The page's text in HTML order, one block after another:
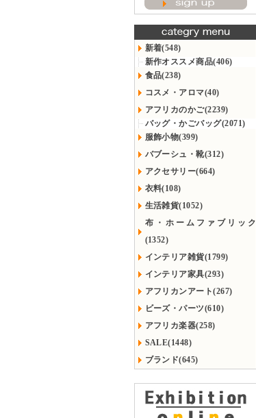
新着(548)
新作オススメ商品(406)
食品(238)
コスメ・アロマ(40)
アフリカのかご(2239)
バッグ・かごバッグ(2071)
服飾小物(399)
バブーシュ・靴(312)
アクセサリー(664)
衣料(108)
生活雑貨(1052)
布・ホームファブリック
(1352)
インテリア雑貨(1799)
インテリア家具(293)
アフリカンアート(267)
ビーズ・パーツ(610)
アフリカ楽器(258)
SALE(1448)
ブランド(645)